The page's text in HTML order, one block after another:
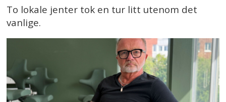
To lokale jenter tok en tur litt utenom det
vanlige.